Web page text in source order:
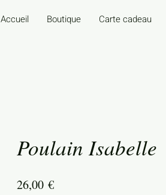
Accueil Boutique Carte cadeau
Poulain Isabelle
26,00 €Prix